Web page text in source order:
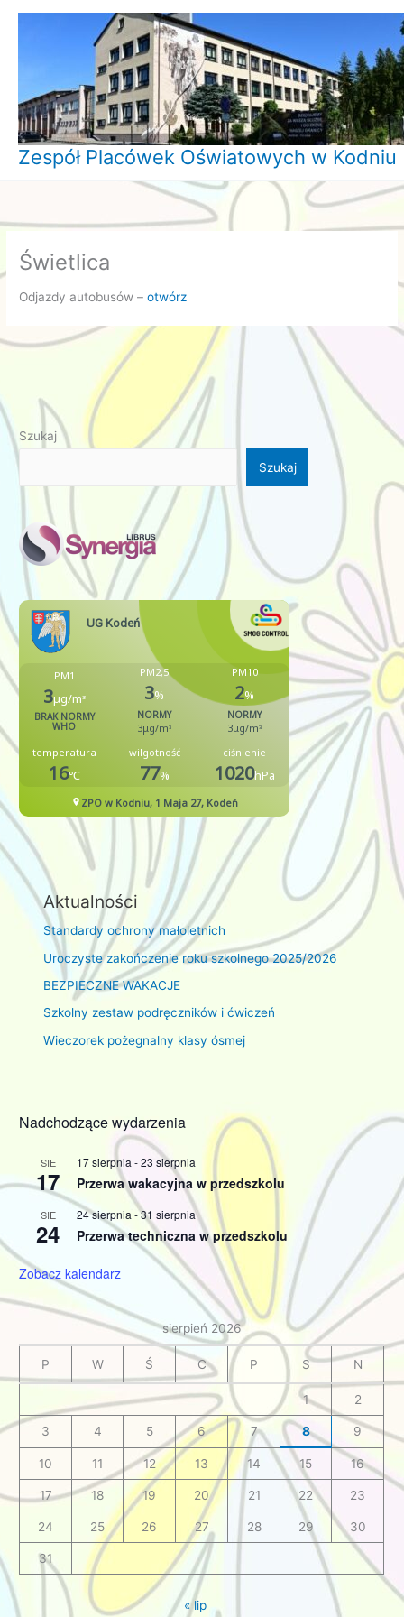
Zespół Placówek Oświatowych w Kodniu
Świetlica
Odjazdy autobusów –otwórz
Szukaj
Szukaj
Aktualności
Standardy ochrony małoletnich
Uroczyste zakończenie roku szkolnego 2025/2026
BEZPIECZNE WAKACJE
Szkolny zestaw podręczników i ćwiczeń
Wieczorek pożegnalny klasy ósmej
Nadchodzące wydarzenia
SIE
17
17 sierpnia -23 sierpnia
Przerwa wakacyjna w przedszkolu
SIE
24
24 sierpnia -31 sierpnia
Przerwa techniczna w przedszkolu
Zobacz kalendarz
sierpień 2026
P W Ś C P S N
1 2
3 4 5 6 7 8 9
10 11 12 13 14 15 16
17 18 19 20 21 22 23
24 25 26 27 28 29 30
31
« lip